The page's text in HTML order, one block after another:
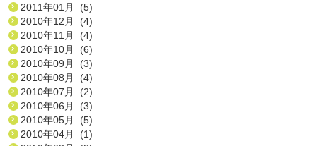
2011年01月 (5)
2010年12月 (4)
2010年11月 (4)
2010年10月 (6)
2010年09月 (3)
2010年08月 (4)
2010年07月 (2)
2010年06月 (3)
2010年05月 (5)
2010年04月 (1)